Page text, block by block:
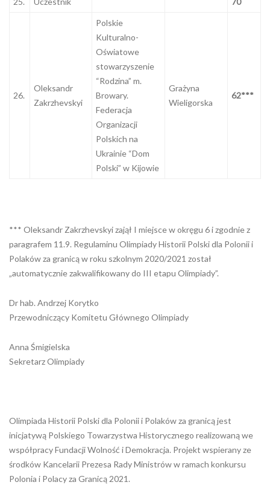
26.
Oleksandr
Zakrzhevskyi
Polskie
Kulturalno-
Oświatowe
stowarzyszenie
“Rodzina” m.
Browary.
Federacja
Organizacji
Polskich na
Ukrainie “Dom
Polski” w Kijowie
Grażyna
Wieligorska
62***
*** Oleksandr Zakrzhevskyi zajął I miejsce w okręgu 6 i zgodnie z
paragrafem 11.9. Regulaminu Olimpiady Historii Polski dla Polonii i
Polaków za granicą w roku szkolnym 2020/2021 został
„automatycznie zakwalifikowany do III etapu Olimpiady”.
Dr hab. Andrzej Korytko
Przewodniczący Komitetu Głównego Olimpiady
Anna Śmigielska
Sekretarz Olimpiady
Olimpiada Historii Polski dla Polonii i Polaków za granicą jest
inicjatywą Polskiego Towarzystwa Historycznego realizowaną we
współpracy Fundacji Wolność i Demokracja. Projekt wspierany ze
środków Kancelarii Prezesa Rady Ministrów w ramach konkursu
Polonia i Polacy za Granicą 2021.